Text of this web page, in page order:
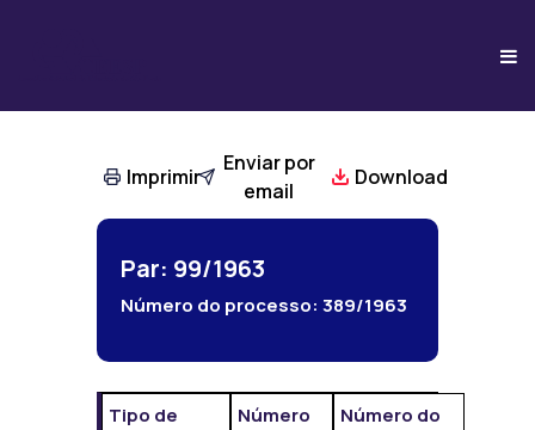
Imprimir
Enviar por
email
Download
Par: 99/1963
Número do processo: 389/1963
Tipo de
Número
Número do